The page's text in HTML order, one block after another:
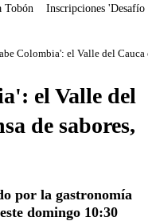
Tobón Inscripciones 'Desafío'
Colombia': el Valle del Cauca
el Valle del
de sabores,
por la gastronomía
domingo 10:30